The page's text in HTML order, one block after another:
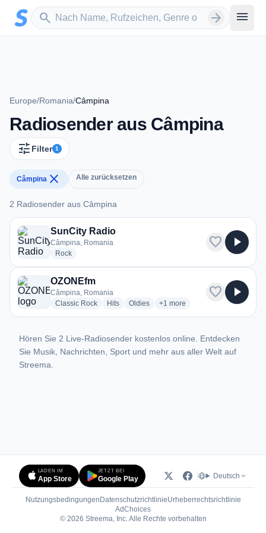
Zum Hauptinhalt springen
search
Sender suchen arrow_forward menu
Europe/Romania/Câmpina
Radiosender aus Câmpina
tune Filter 1
Câmpina close Alle zurücksetzen
2 Radiosender aus Câmpina
2 Radiosender aus Câmpina
SunCity Radio
Câmpina, Romania
Rockradio stations
favorite play_arrow
OZONEfm
Câmpina, Romania
Classic Rockradio stations
Hitsradio stations
Oldiesradio stations
+1 more genres for OZONEfm
more
favorite play_arrow
Hören Sie 2 Live-Radiosender kostenlos online. Entdecken
Sie Musik, Nachrichten, Sport und mehr aus aller Welt auf
Streema.
LADEN IM
App Store
JETZT BEI
Google Play Deutsch
Nutzungsbedingungen DatenschutzrichtlinieUrheberrechtsrichtlinie
AdChoices(öffnet in neuem Tab)
© 2026 Streema, Inc. Alle Rechte vorbehalten